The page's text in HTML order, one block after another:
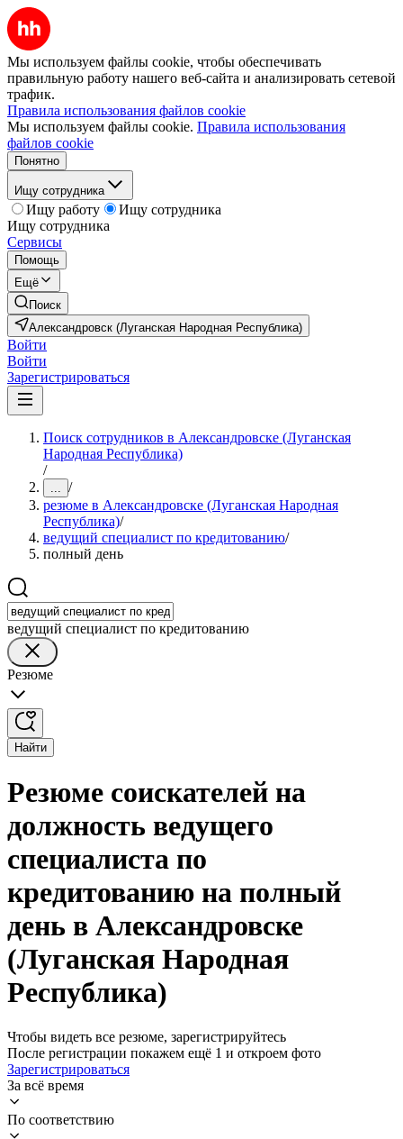
Мы используем файлы cookie, чтобы обеспечивать
правильную работу нашего веб-сайта и анализировать сетевой
трафик.
Правила использования файлов cookie
Мы используем файлы cookie. Правила использования
файлов cookie
Понятно
Ищу сотрудника
Ищу работу
Ищу сотрудника
Ищу сотрудника
Сервисы
Помощь
Ещё
Поиск
Александровск (Луганская Народная Республика)
Войти
Войти
Зарегистрироваться
Поиск сотрудников в Александровске (Луганская
Народная Республика)
/
... /
резюме в Александровске (Луганская Народная
Республика)/
ведущий специалист по кредитованию/
полный день
ведущий специалист по кредитованию
Резюме
Найти
Резюме соискателей на
должность ведущего
специалиста по
кредитованию на полный
день в Александровске
(Луганская Народная
Республика)
Чтобы видеть все резюме, зарегистрируйтесь
После регистрации покажем ещё 1 и откроем фото
Зарегистрироваться
За всё время
По соответствию